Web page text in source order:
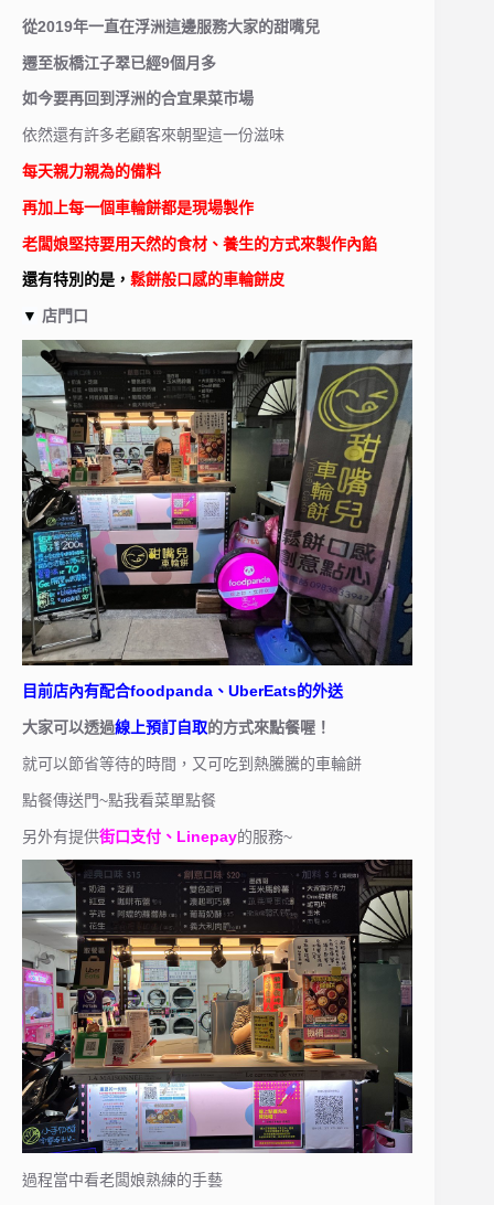
從2019年一直在浮洲這邊服務大家的甜嘴兒
遷至板橋江子翠已經9個月多
如今要再回到浮洲的合宜果菜市場
依然還有許多老顧客來朝聖這一份滋味
每天親力親為的備料
再加上每一個車輪餅都是現場製作
老闆娘堅持要用天然的食材、養生的方式來製作內餡
還有特別的是， 鬆餅般口感的車輪餅皮
▼ 店門口
目前店內有配合foodpanda、UberEats的外送
大家可以透過線上預訂自取的方式來點餐喔！
就可以節省等待的時間，又可吃到熱騰騰的車輪餅
點餐傳送門~點我看菜單點餐
另外有提供街口支付、Linepay的服務~
過程當中看老闆娘熟練的手藝